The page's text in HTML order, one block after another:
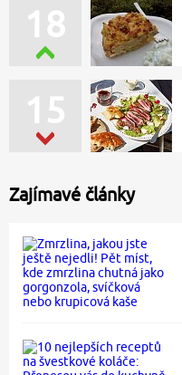
15
18
Zajímavé články